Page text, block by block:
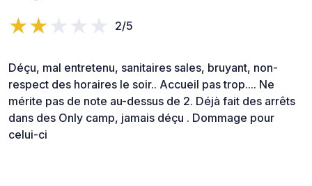
2/5
Déçu, mal entretenu, sanitaires sales, bruyant, non-
respect des horaires le soir.. Accueil pas trop.... Ne
mérite pas de note au-dessus de 2. Déjà fait des arrêts
dans des Only camp, jamais déçu . Dommage pour
celui-ci